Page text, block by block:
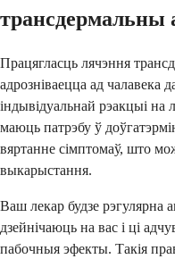
трансдермальны
Працягласць лячэння
адрозніваецца ад чалавека
індывідуальнай рэакцыі на
маюць патрэбу ў
вяртанне сімптомаў, што
выкарыстання.
Ваш лекар будзе рэгулярна
дзейнічаюць на вас і ці
пабочныя эфекты. Такія